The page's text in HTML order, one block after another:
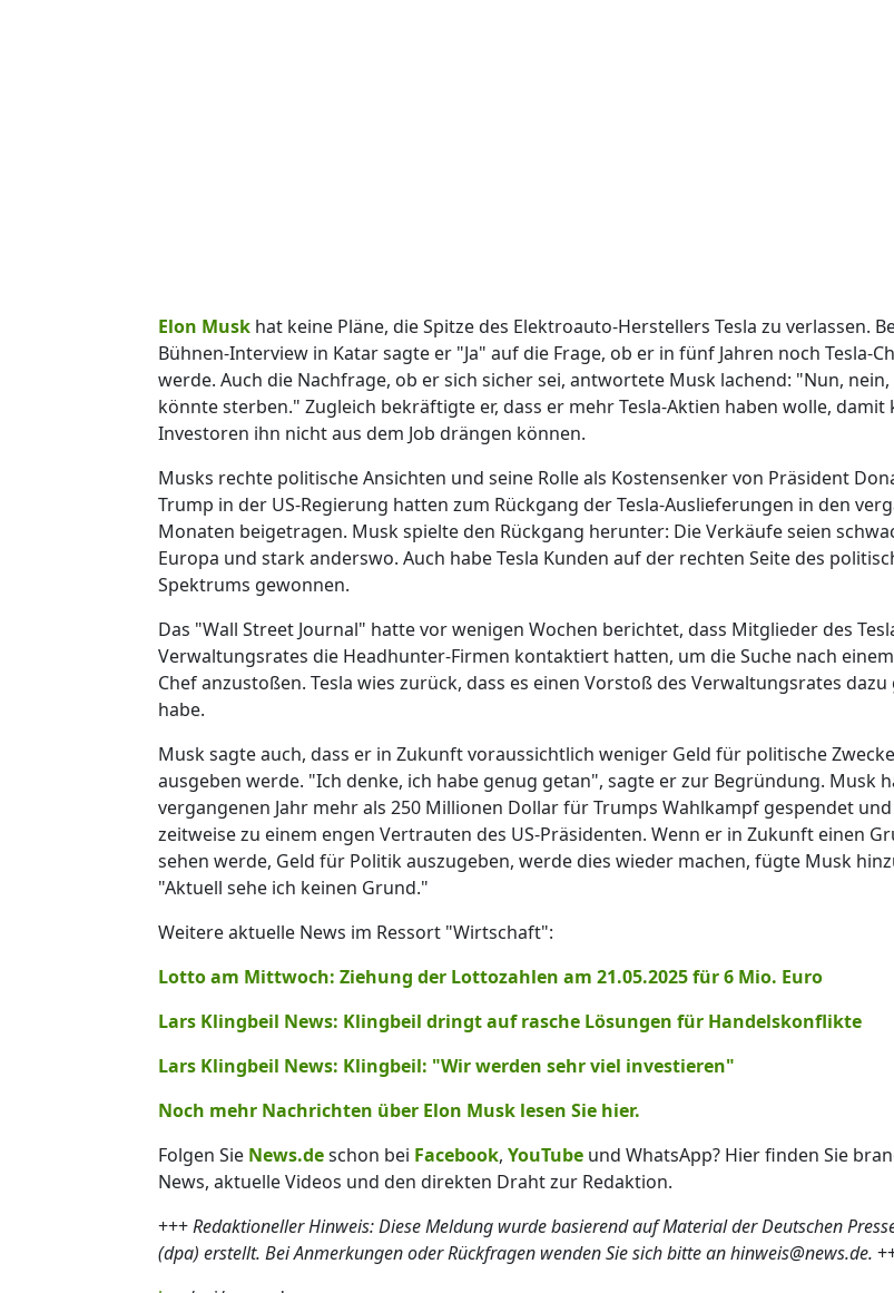
Elon Musk hat keine Pläne, die Spitze des Elektroauto-Herstellers Tesla zu verlassen.
Bühnen-Interview in Katar sagte er "Ja" auf die Frage, ob er in fünf Jahren noch Tesla-
werde. Auch die Nachfrage, ob er sich sicher sei, antwortete Musk lachend: "Nun, nein,
könnte sterben." Zugleich bekräftigte er, dass er mehr Tesla-Aktien haben wolle, damit
Investoren ihn nicht aus dem Job drängen können.
Musks rechte politische Ansichten und seine Rolle als Kostensenker von Präsident
Trump in der US-Regierung hatten zum Rückgang der Tesla-Auslieferungen in den
Monaten beigetragen. Musk spielte den Rückgang herunter: Die Verkäufe seien
Europa und stark anderswo. Auch habe Tesla Kunden auf der rechten Seite des
Spektrums gewonnen.
Das "Wall Street Journal" hatte vor wenigen Wochen berichtet, dass Mitglieder des
Verwaltungsrates die Headhunter-Firmen kontaktiert hatten, um die Suche nach
Chef anzustoßen. Tesla wies zurück, dass es einen Vorstoß des Verwaltungsrates dazu
habe.
Musk sagte auch, dass er in Zukunft voraussichtlich weniger Geld für politische Zwecke
ausgeben werde. "Ich denke, ich habe genug getan", sagte er zur Begründung. Musk
vergangenen Jahr mehr als 250 Millionen Dollar für Trumps Wahlkampf gespendet
zeitweise zu einem engen Vertrauten des US-Präsidenten. Wenn er in Zukunft einen
sehen werde, Geld für Politik auszugeben, werde dies wieder machen, fügte Musk
"Aktuell sehe ich keinen Grund."
Weitere aktuelle News im Ressort "Wirtschaft":
Lotto am Mittwoch: Ziehung der Lottozahlen am 21.05.2025 für 6 Mio. Euro
Lars Klingbeil News: Klingbeil dringt auf rasche Lösungen für Handelskonflikte
Lars Klingbeil News: Klingbeil: "Wir werden sehr viel investieren"
Noch mehr Nachrichten über Elon Musk lesen Sie hier.
Folgen Sie News.deschon bei Facebook, YouTube und WhatsApp? Hier finden Sie
News, aktuelle Videos und den direkten Draht zur Redaktion.
+++Redaktioneller Hinweis: Diese Meldung wurde basierend auf Material der Deutschen
(dpa) erstellt. Bei Anmerkungen oder Rückfragen wenden Sie sich bitte an hinweis@news.de.